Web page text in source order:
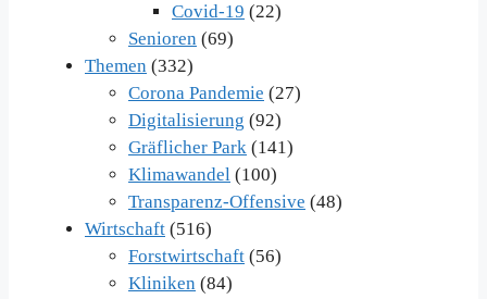
Covid-19 (22)
Senioren (69)
Themen (332)
Corona Pandemie (27)
Digitalisierung (92)
Gräflicher Park (141)
Klimawandel (100)
Transparenz-Offensive (48)
Wirtschaft (516)
Forstwirtschaft (56)
Kliniken (84)